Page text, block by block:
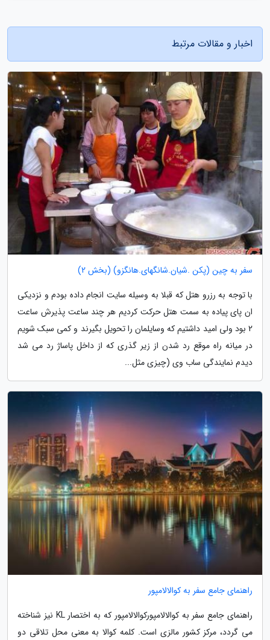
اخبار و مقالات مرتبط
سفر به چین (پکن .شیان.شانگهای.هانگزو) (بخش 2)
با توجه به رزرو هتل که قبلا به وسیله سایت انجام داده بودم و نزدیکی
ان پای پیاده به سمت هتل حرکت کردیم هر چند ساعت پذیرش ساعت
2 بود ولی امید داشتیم که وسایلمان را تحویل بگیرند و کمی سبک شویم
در میانه راه موقع رد شدن از زیر گذری که از داخل پاساژ رد می شد
دیدم نمایندگی ساب وی (چیزی مثل...
راهنمای جامع سفر به کوالالامپور
راهنمای جامع سفر به کوالالامپورکوالالامپور که به اختصار KL نیز شناخته
می گردد، مرکز کشور مالزی است. کلمه کوالا به معنی محل تلاقی دو